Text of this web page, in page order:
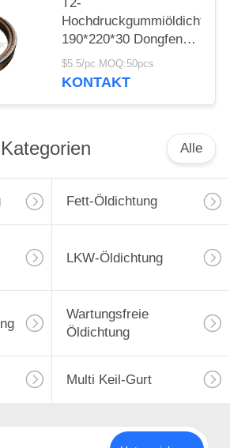
Hochdruckgummiöldichtung
190*220*30 Dongfeng
Teloon Soem
WG9112340113
$5.5/pc MOQ:50pcs
KONTAKT
Alle
Fett-Öldichtung
LKW-Öldichtung
Wartungsfreie
Öldichtung
Multi Keil-Gurt